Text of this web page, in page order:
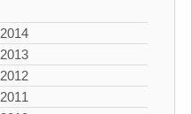
2014
2013
2012
2011